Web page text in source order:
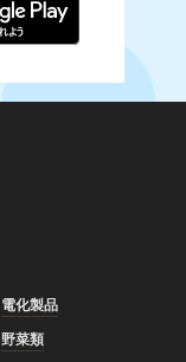
電化製品
野菜類